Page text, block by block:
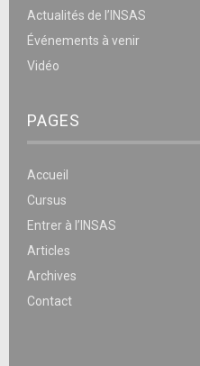
Actualités de l’INSAS
Événements à venir
Vidéo
PAGES
Accueil
Cursus
Entrer à l’INSAS
Articles
Archives
Contact